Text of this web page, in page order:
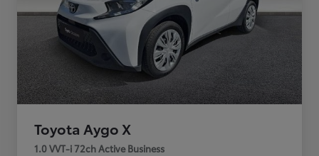
Toyota Aygo X
1.0 VVT-i 72ch Active Business